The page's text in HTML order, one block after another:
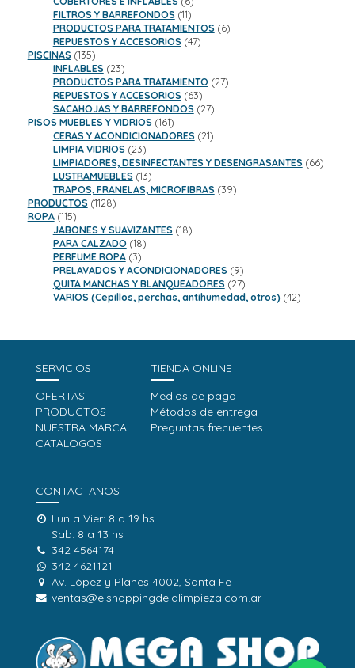
productos
FILTROS Y BARREFONDOS 1111
productos
PRODUCTOS PARA TRATAMIENTOS 66
REPUESTOS Y ACCESORIOS 4747
PISCINAS 135135
productos
INFLABLES 2323
productos
PRODUCTOS PARA TRATAMIENTO 2727
REPUESTOS Y ACCESORIOS 6363
productos
SACAHOJAS Y BARREFONDOS 2727
PISOS MUEBLES Y VIDRIOS 161161
productos
CERAS Y ACONDICIONADORES 2121
LIMPIA VIDRIOS 2323
productos
LIMPIADORES, DESINFECTANTES Y DESENGRASANTES 6666
LUSTRAMUEBLES 1313
productos
TRAPOS, FRANELAS, MICROFIBRAS 3939
PRODUCTOS 11281128
ROPA 115115
productos
JABONES Y SUAVIZANTES 1818
PARA CALZADO 1818
PERFUME ROPA 33
productos
PRELAVADOS Y ACONDICIONADORES 99
productos
QUITA MANCHAS Y BLANQUEADORES 2727
productos
VARIOS (Cepillos, perchas, antihumedad, otros) 4242
SERVICIOS
OFERTAS
PRODUCTOS
NUESTRA MARCA
CATALOGOS
TIENDA ONLINE
Medios de pago
Métodos de entrega
Preguntas frecuentes
CONTACTANOS
Lun a Vier: 8 a 19 hs
Sab: 8 a 13 hs
342 4564174
342 4621121
Av. López y Planes 4002, Santa Fe
ventas@elshoppingdelalimpieza.com.ar